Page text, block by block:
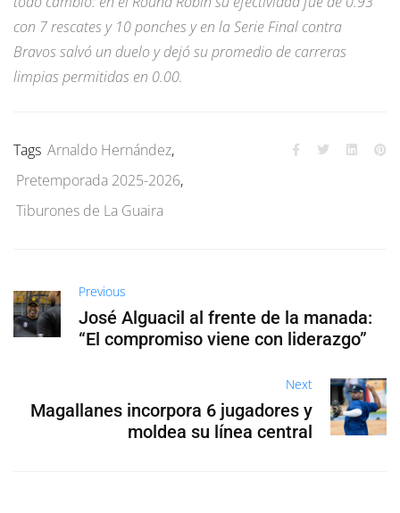
con 7 rescates y 10 ponches y en la Serie Final contra
Bravos salvó un duelo y dejó su promedio de carreras
limpias permitidas en 0.00.
Tags Arnaldo Hernández,
Pretemporada 2025-2026,
Tiburones de La Guaira
Previous
José Alguacil al frente de la manada:
“El compromiso viene con liderazgo”
Next
Magallanes incorpora 6 jugadores y
moldea su línea central